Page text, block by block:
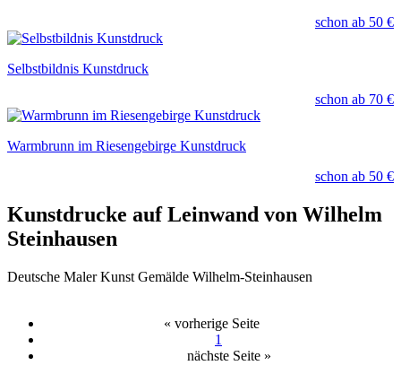
schon ab 50 €
Selbstbildnis Kunstdruck
schon ab 70 €
Warmbrunn im Riesengebirge Kunstdruck
schon ab 50 €
Kunstdrucke auf Leinwand von Wilhelm
Steinhausen
Deutsche Maler Kunst Gemälde Wilhelm-Steinhausen
« vorherige Seite
1
nächste Seite »